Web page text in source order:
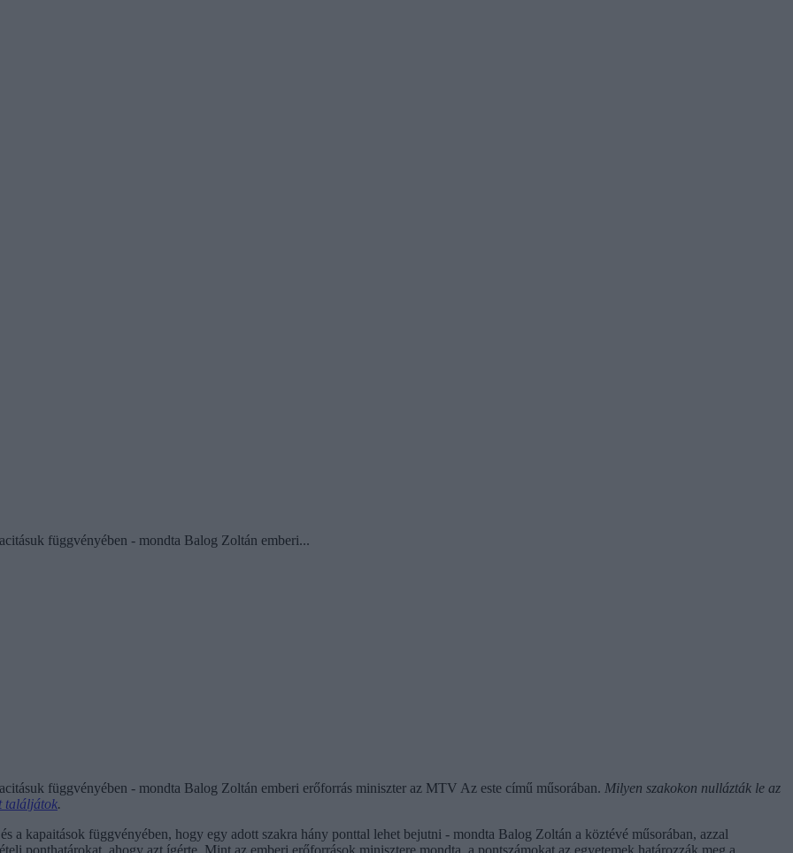
függvényében - mondta Balog Zoltán emberi...
függvényében - mondta Balog Zoltán emberi erőforrás miniszter az MTV Az este című műsorában. Milyen szakokon nullázták le az
találjátok.
kapaitások függvényében, hogy egy adott szakra hány ponttal lehet bejutni - mondta Balog Zoltán a köztévé műsorában, azzal
ponthatárokat, ahogy azt ígérte. Mint az emberi erőforrások minisztere mondta, a pontszámokat az egyetemek határozzák meg a